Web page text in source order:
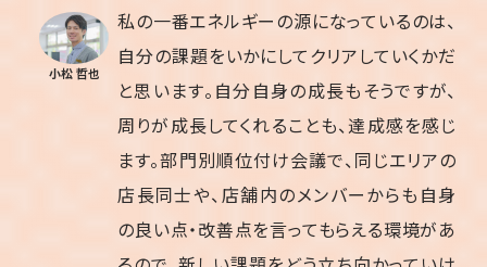
小松 哲也
私の一番エネルギーの源になっているのは、
自分の課題をいかにしてクリアしていくかだ
と思います。自分自身の成長もそうですが、
周りが成長してくれることも、達成感を感じ
ます。部門別順位付け会議で、同じエリアの
店長同士や、店舗内のメンバーからも自身
の良い点・改善点を言ってもらえる環境があ